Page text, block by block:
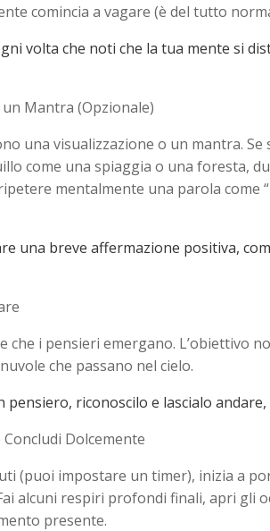
comincia a vagare (è del tutto
volta che noti che la tua mente si
Mantra (Opzionale)
una visualizzazione o un mantra.
come una spiaggia o una foresta,
mentalmente una parola come
una breve affermazione positiva,
che i pensieri emergano. L’obiettivo
che passano nel cielo.
riconoscilo e lascialo
Dolcemente
(puoi impostare un timer), inizia a
alcuni respiri profondi finali, apri gli
presente.